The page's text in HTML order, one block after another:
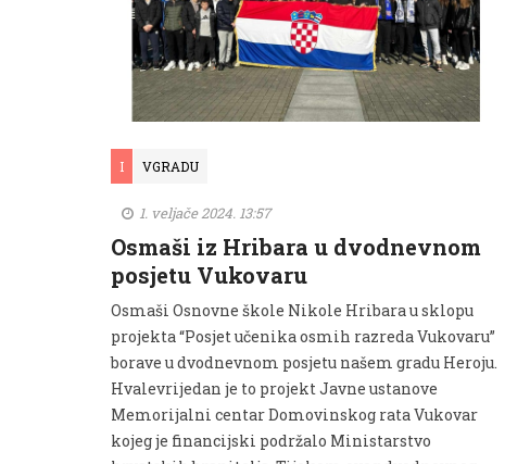
I VGRADU
1. veljače 2024. 13:57
Osmaši iz Hribara u dvodnevnom
posjetu Vukovaru
Osmaši Osnovne škole Nikole Hribara u sklopu
projekta “Posjet učenika osmih razreda Vukovaru”
borave u dvodnevnom posjetu našem gradu Heroju.
Hvalevrijedan je to projekt Javne ustanove
Memorijalni centar Domovinskog rata Vukovar
kojeg je financijski podržalo Ministarstvo